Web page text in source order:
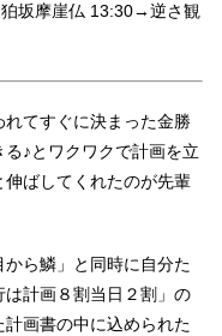
坂摩崖仏 13:30→逆さ観
れてすぐに決まった金勝
♪とワクワクで計画を立
ばしてくれたのが先輩
ら鱗」と同時に自分た
計画８割当日２割」の
画書の中に込められた